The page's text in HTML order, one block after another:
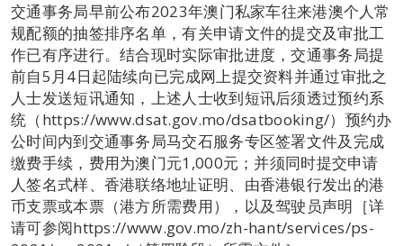
交通事务局早前公布2023年澳门私家车往来港澳个人常
规配额的抽签排序名单，有关申请文件的提交及审批工
作已有序进行。结合现时实际审批进度，交通事务局提
前自5月4日起陆续向已完成网上提交资料并通过审批之
人士发送短讯通知，上述人士收到短讯后须透过预约系
统（https://www.dsat.gov.mo/dsatbooking/）预约办
公时间内到交通事务局马交石服务专区签署文件及完成
缴费手续，费用为澳门元1,000元；并须同时提交申请
人签名式样、香港联络地址证明、由香港银行发出的港
币支票或本票（港方所需费用），以及驾驶员声明［详
请可参阅https://www.gov.mo/zh-hant/services/ps-